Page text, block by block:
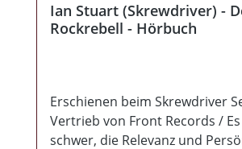
Ian Stuart (Skrewdriver) -
Rockrebell - Hörbuch
Erschienen beim Skrewdriver
Vertrieb von Front Records /
schwer, die Relevanz und